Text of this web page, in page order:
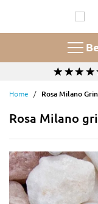
de
Home Rosa Milano
Rosa Milano